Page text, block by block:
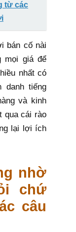
từ các
bán cố nài
mọi giá để
nhất có
danh tiếng
và kinh
qua cái rào
lại lợi ích
nhờ
chứ
câu